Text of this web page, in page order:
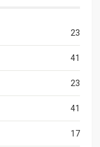
23
41
23
41
17